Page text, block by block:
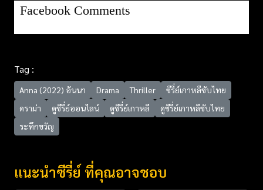
Facebook Comments
Tag :
Anna (2022) อันนา Drama Thriller
ซีรี่ย์เกาหลีซับไทย
ดราม่า
ดูซีรี่ย์ออนไลน์ ดูซีรี่ย์เกาหลี
ดูซีรี่ย์เกาหลีซับไทย
ระทึกขวัญ
แนะนำซีรี่ย์ ที่คุณอาจชอบ